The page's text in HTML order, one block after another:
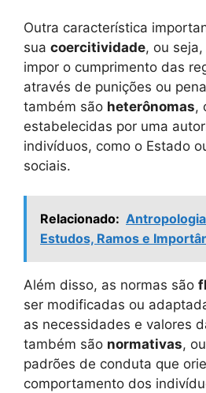
Outra característica
sua coercitividade, ou
impor o cumprimento das
através de punições ou
também são heterônomas,
estabelecidas por uma
indivíduos, como o Estado
sociais.
Relacionado:
Estudos, Ramos e
Além disso, as normas são
ser modificadas ou
as necessidades e valores
também são normativas,
padrões de conduta que
comportamento dos